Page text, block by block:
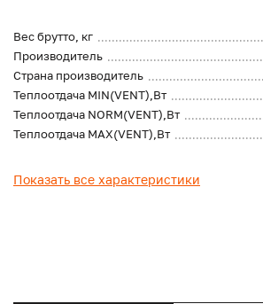
Вес брутто, кг
Производитель
Страна производитель
Теплоотдача MIN(VENT),Вт
Теплоотдача NORM(VENT),Вт
Теплоотдача MAX(VENT),Вт
Показать все характеристики